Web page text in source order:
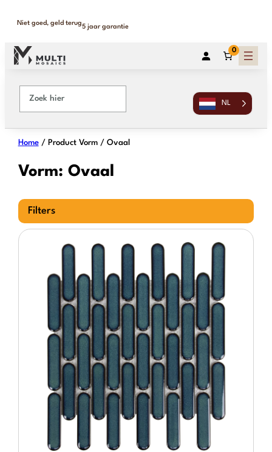
naar
inhoud
Binnen 1-2 werkdagen geleverd
0
NL
Home/ Product Vorm / Ovaal
Vorm: Ovaal
Filters